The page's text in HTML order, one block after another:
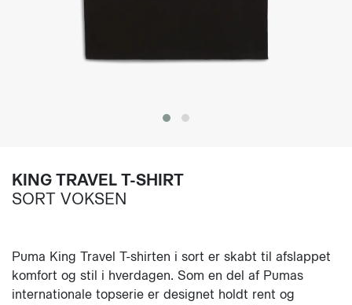
KING TRAVEL T-SHIRT
SORT VOKSEN
Puma King Travel T-shirten i sort er skabt til afslappet
komfort og stil i hverdagen. Som en del af Pumas
internationale topserie er designet holdt rent og